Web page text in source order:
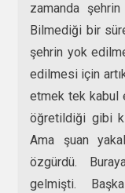
zamanda
Bilmediği bir
şehrin yok
edilmesi için
etmek tek kabul
öğretildiği gibi
Ama şuan
özgürdü.
gelmişti.